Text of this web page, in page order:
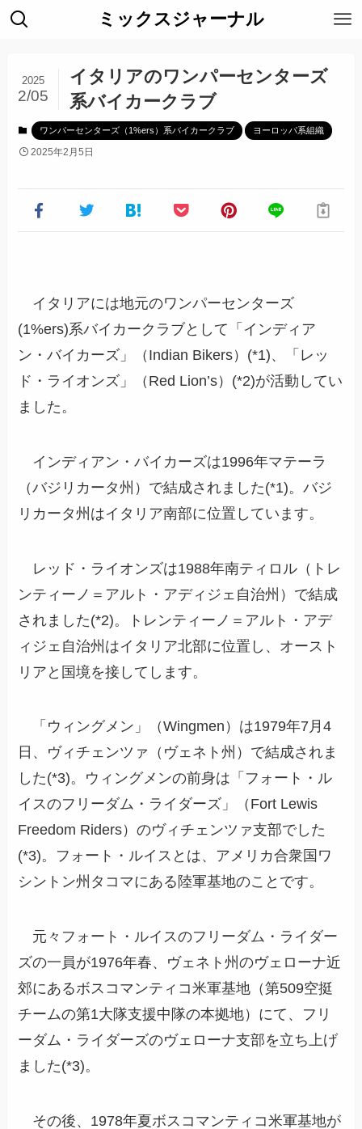
ミックスジャーナル
イタリアのワンパーセンターズ
系バイカークラブ
2025
2/05
ワンパーセンターズ（1%ers）系バイカークラブ ヨーロッパ系組織
2025年2月5日
イタリアには地元のワンパーセンターズ
(1%ers)系バイカークラブとして「インディア
ン・バイカーズ」（Indian Bikers）(*1)、「レッ
ド・ライオンズ」（Red Lion’s）(*2)が活動してい
ました。
インディアン・バイカーズは1996年マテーラ
（バジリカータ州）で結成されました(*1)。バジ
リカータ州はイタリア南部に位置しています。
レッド・ライオンズは1988年南ティロル（トレ
ンティーノ＝アルト・アディジェ自治州）で結成
されました(*2)。トレンティーノ＝アルト・アデ
ィジェ自治州はイタリア北部に位置し、オースト
リアと国境を接してします。
「ウィングメン」（Wingmen）は1979年7月4
日、ヴィチェンツァ（ヴェネト州）で結成されま
した(*3)。ウィングメンの前身は「フォート・ル
イスのフリーダム・ライダーズ」（Fort Lewis
Freedom Riders）のヴィチェンツァ支部でした
(*3)。フォート・ルイスとは、アメリカ合衆国ワ
シントン州タコマにある陸軍基地のことです。
元々フォート・ルイスのフリーダム・ライダー
ズの一員が1976年春、ヴェネト州のヴェローナ近
郊にあるボスコマンティコ米軍基地（第509空挺
チームの第1大隊支援中隊の本拠地）にて、フリ
ーダム・ライダーズのヴェローナ支部を立ち上げ
ました(*3)。
その後、1978年夏ボスコマンティコ米軍基地が